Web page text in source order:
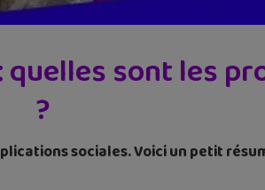
sont les
?
sociales. Voici un petit